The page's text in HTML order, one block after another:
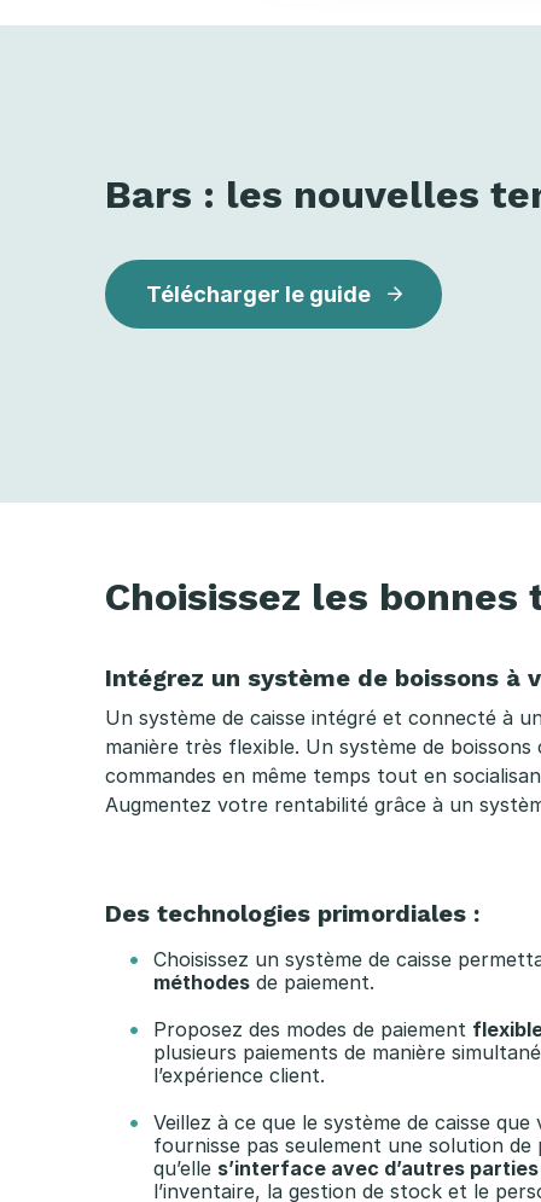
Bars : les nouvelles
Télécharger le guide
Choisissez les bonnes
Intégrez un système de boissons à
Un système de caisse intégré et connecté à
manière très flexible. Un système de
commandes en même temps tout en
Augmentez votre rentabilité grâce à un
Des technologies primordiales :
Choisissez un système de caisse
méthodes de paiement.
Proposez des modes de paiement
plusieurs paiements de manière
l’expérience client.
Veillez à ce que le système de caisse
fournisse pas seulement une solution de
qu’elle s’interface avec d’autres parties
l’inventaire, la gestion de stock et le